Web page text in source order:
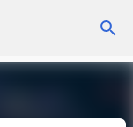
に移動